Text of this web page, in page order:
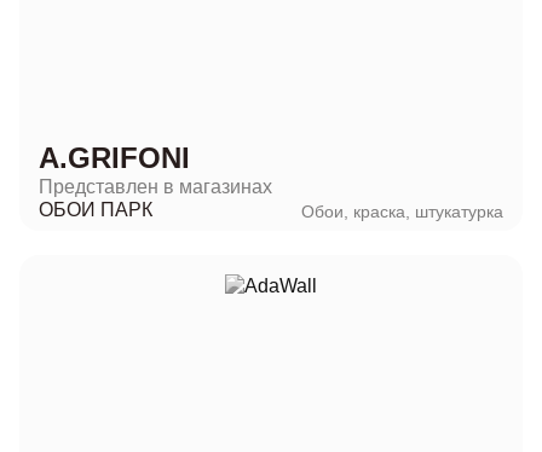
A.GRIFONI
Представлен в магазинах
ОБОИ ПАРК
Обои, краска, штукатурка